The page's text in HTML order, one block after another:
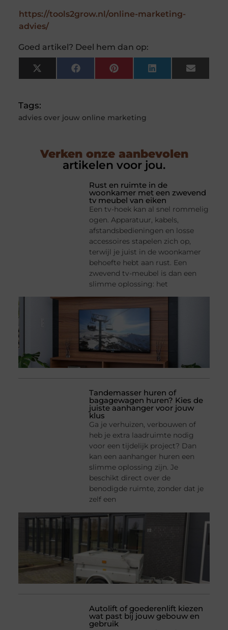
https://tools2grow.nl/online-marketing-
advies/
Goed artikel? Deel hem dan op:
X
(Twitter)
FacebookPinterestLinkedInEmail
Tags:
advies over jouw online marketing
Verken onze aanbevolen
artikelen voor jou.
Rust en ruimte in de
woonkamer met een zwevend
tv meubel van eiken
Een tv-hoek kan al snel rommelig
ogen. Apparatuur, kabels,
afstandsbedieningen en losse
accessoires stapelen zich op,
terwijl je juist in de woonkamer
behoefte hebt aan rust. Een
zwevend tv-meubel is dan een
slimme oplossing: het
Tandemasser huren of
bagagewagen huren? Kies de
juiste aanhanger voor jouw
klus
Ga je verhuizen, verbouwen of
heb je extra laadruimte nodig
voor een tijdelijk project? Dan
kan een aanhanger huren een
slimme oplossing zijn. Je
beschikt direct over de
benodigde ruimte, zonder dat je
zelf een
Autolift of goederenlift kiezen
wat past bij jouw gebouw en
gebruik